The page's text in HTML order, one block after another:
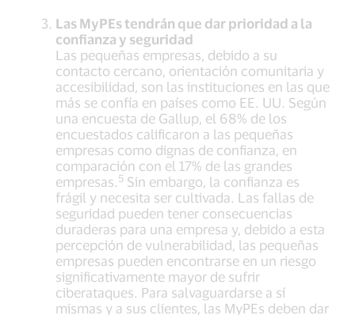
Las MyPEs tendrán que dar prioridad a la
confianza y seguridad
Las pequeñas empresas, debido a su
contacto cercano, orientación comunitaria y
accesibilidad, son las instituciones en las que
más se confía en países como EE. UU. Según
una encuesta de Gallup, el 68% de los
encuestados calificaron a las pequeñas
empresas como dignas de confianza, en
comparación con el 17% de las grandes
empresas. 5 Sin embargo, la confianza es
frágil y necesita ser cultivada. Las fallas de
seguridad pueden tener consecuencias
duraderas para una empresa y, debido a esta
percepción de vulnerabilidad, las pequeñas
empresas pueden encontrarse en un riesgo
significativamente mayor de sufrir
ciberataques. Para salvaguardarse a sí
mismas y a sus clientes, las MyPEs deben dar